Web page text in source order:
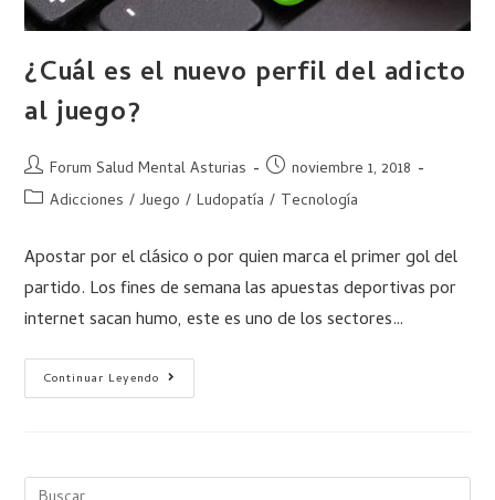
¿Cuál es el nuevo perfil del adicto
al juego?
Forum Salud Mental Asturias
noviembre 1, 2018
Adicciones / Juego / Ludopatía / Tecnología
Apostar por el clásico o por quien marca el primer gol del
partido. Los fines de semana las apuestas deportivas por
internet sacan humo, este es uno de los sectores…
Continuar Leyendo